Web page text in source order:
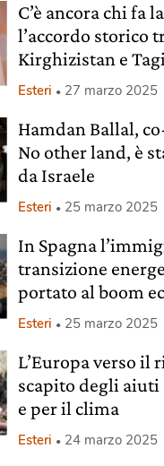
C’è ancora chi fa
l’accordo storico
Kirghizistan e
Esteri 27 marzo 2025
Hamdan Ballal,
No other land, è
da Israele
Esteri 25 marzo 2025
In Spagna
transizione
portato al boom
Esteri 25 marzo 2025
L’Europa verso il
scapito degli
e per il clima
Esteri 24 marzo 2025